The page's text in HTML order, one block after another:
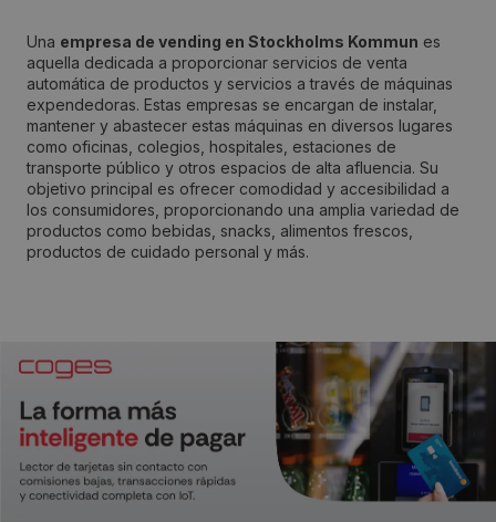
Una empresa de vending en Stockholms Kommun es
aquella dedicada a proporcionar servicios de venta
automática de productos y servicios a través de máquinas
expendedoras. Estas empresas se encargan de instalar,
mantener y abastecer estas máquinas en diversos lugares
como oficinas, colegios, hospitales, estaciones de
transporte público y otros espacios de alta afluencia. Su
objetivo principal es ofrecer comodidad y accesibilidad a
los consumidores, proporcionando una amplia variedad de
productos como bebidas, snacks, alimentos frescos,
productos de cuidado personal y más.